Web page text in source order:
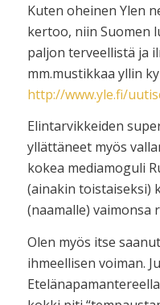
Kuten oheinen Ylen
kertoo, niin Suomen
paljon terveellistä ja
mm.mustikkaa yllin
http://www.yle.fi/
Elintarvikkeiden
yllättäneet myös
kokea mediamoguli
(ainakin toistaiseksi)
(naamalle) vaimonsa
Olen myös itse
ihmeellisen voiman.